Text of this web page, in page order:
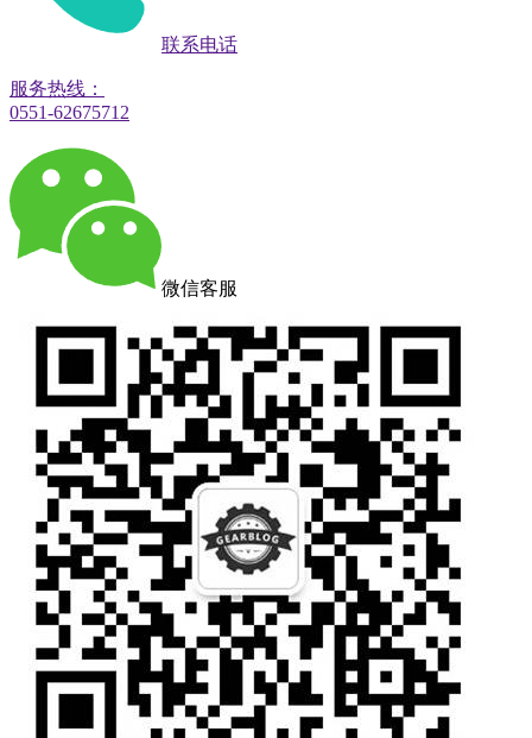
联系电话
服务热线：
0551-62675712
微信客服